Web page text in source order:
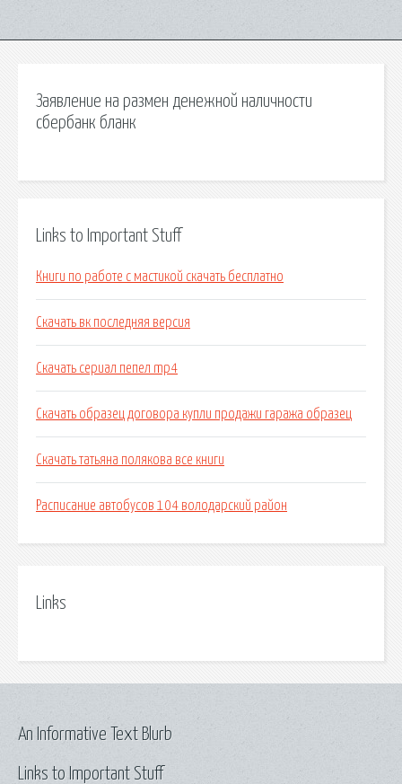
Заявление на размен денежной наличности
сбербанк бланк
Links to Important Stuff
Книги по работе с мастикой скачать бесплатно
Скачать вк последняя версия
Скачать сериал пепел mp4
Скачать образец договора купли продажи гаража образец
Скачать татьяна полякова все книги
Расписание автобусов 104 володарский район
Links
Links to Important Stuff
An Informative Text Blurb